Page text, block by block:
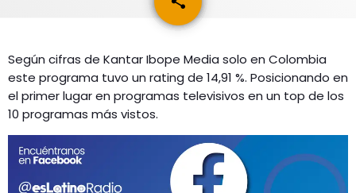
ACTUALIDAD
ESPECTÁCULOS
MÚSICA
ENTRETENIMIENTO
PROGRAMACIÓN
RADIO SPLENDID
CONTACTO
Según cifras de Kantar Ibope Media solo en Colombia
este programa tuvo un rating de 14,91 %. Posicionando en
el primer lugar en programas televisivos en un top de los
10 programas más vistos.